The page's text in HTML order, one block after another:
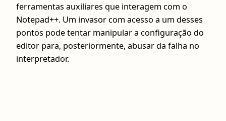
ferramentas auxiliares que interagem com o
Notepad++. Um invasor com acesso a um desses
pontos pode tentar manipular a configuração do
editor para, posteriormente, abusar da falha no
interpretador.